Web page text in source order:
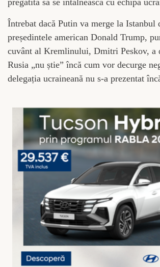
Întrebat dacă Putin va merge la Istanbul
președintele american Donald Trump,
cuvânt al Kremlinului, Dmitri Peskov, a
Rusia „nu știe” încă cum vor decurge
delegația ucraineană nu s-a prezentat